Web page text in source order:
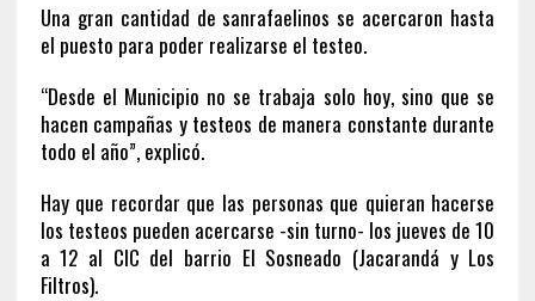
Una gran cantidad de sanrafaelinos se acercaron hasta
el puesto para poder realizarse el testeo.
“Desde el Municipio no se trabaja solo hoy, sino que se
hacen campañas y testeos de manera constante durante
todo el año”, explicó.
Hay que recordar que las personas que quieran hacerse
los testeos pueden acercarse -sin turno- los jueves de 10
a 12 al CIC del barrio El Sosneado (Jacarandá y Los
Filtros).